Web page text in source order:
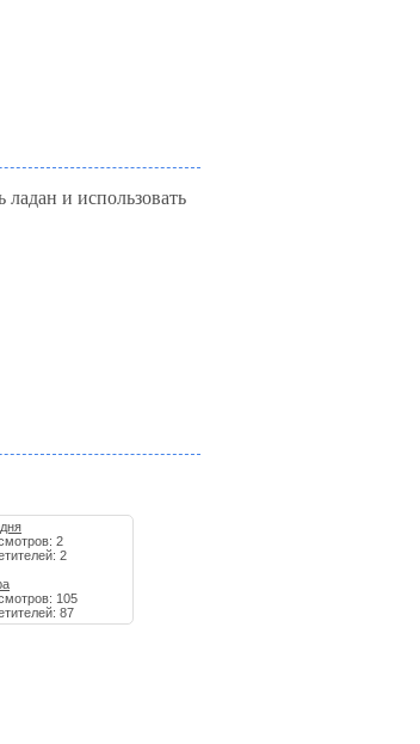
ладан и использовать
2
2
105
87